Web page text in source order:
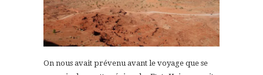
On nous avait prévenu avant le voyage que se